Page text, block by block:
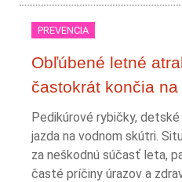
PREVENCIA
Obľúbené letné
častokrát končia
Pedikúrové rybičky,
jazda na vodnom skútri.
za neškodnú súčasť leta,
časté príčiny úrazov a